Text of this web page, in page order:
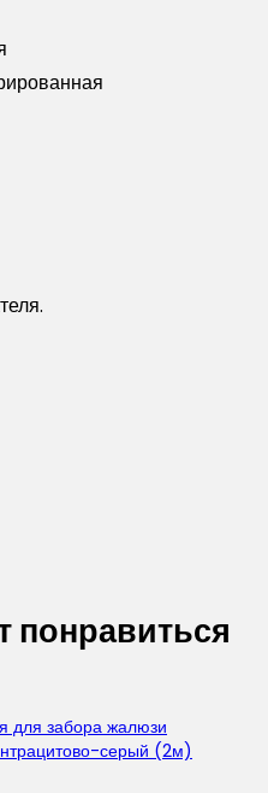
понравиться
для забора жалюзи
серый (2м)